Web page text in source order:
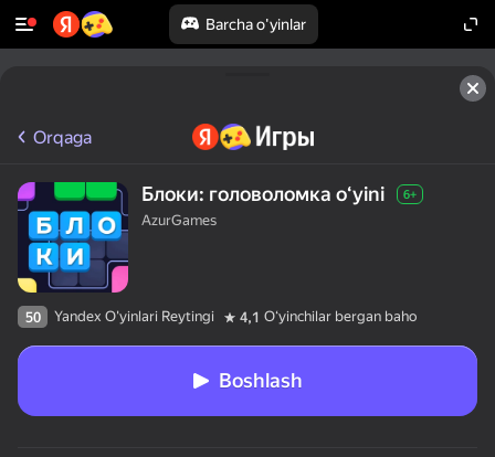
Barcha o'yinlar
Orqaga
Блоки: головоломка oʻyini 6+
AzurGames
50 Yandex O'yinlari Reytingi 4,1 Oʻyinchilar bergan baho
Boshlash